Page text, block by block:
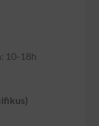
10-18h